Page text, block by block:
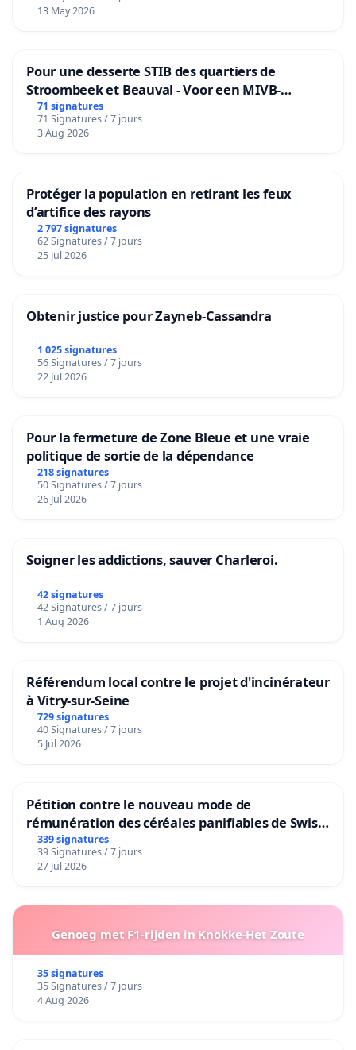
13 May 2026
Pour une desserte STIB des quartiers de
Stroombeek et Beauval - Voor een MIVB-
bediening van de wijken Strombeek en Het
Voor
71 signatures
71 Signatures / 7 jours
3 Aug 2026
Protéger la population en retirant les feux
d’artifice des rayons
2 797 signatures
62 Signatures / 7 jours
25 Jul 2026
Obtenir justice pour Zayneb-Cassandra
1 025 signatures
56 Signatures / 7 jours
22 Jul 2026
Pour la fermeture de Zone Bleue et une vraie
politique de sortie de la dépendance
218 signatures
50 Signatures / 7 jours
26 Jul 2026
Soigner les addictions, sauver Charleroi.
42 signatures
42 Signatures / 7 jours
1 Aug 2026
Référendum local contre le projet d'incinérateur
à Vitry-sur-Seine
729 signatures
40 Signatures / 7 jours
5 Jul 2026
Pétition contre le nouveau mode de
rémunération des céréales panifiables de Swiss
granum basé sur la teneur en protéines
339 signatures
39 Signatures / 7 jours
27 Jul 2026
Genoeg met F1-rijden in Knokke-Het Zoute
35 signatures
35 Signatures / 7 jours
4 Aug 2026